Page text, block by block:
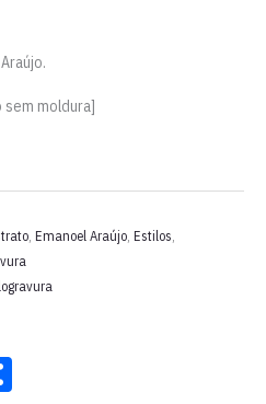
sem moldura]
, Emanoel Araújo, Estilos,